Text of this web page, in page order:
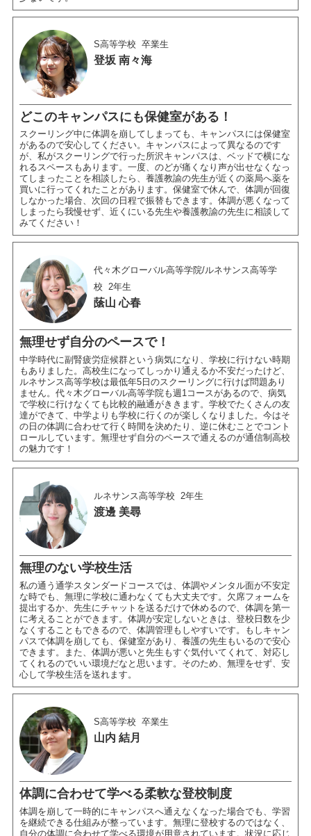
S高等学校 卒業生
登坂 南々海
どこのキャンパスにも保健室がある！
スクーリング中に体調を崩してしまっても、キャンパスには保健室
があるので安心してください。キャンパスによって異なるのです
が、私がスクーリングで行った所沢キャンパスは、ベッドで横にな
れるスペースもあります。一度、のどが痛くなり声が出せなくなっ
てしまったことを相談したら、養護教諭の先生が近くの薬局へ薬を
買いに行ってくれたことがあります。保健室で休んで、体調が回復
しなかった場合、次回の日程で振替もできます。体調が悪くなって
しまったら我慢せず、近くにいる先生や養護教諭の先生に相談して
みてください！
代々木グローバル高等学院/ルネサンス高等学
校
2年生
䕃山 心春
無理せず自分のペースで！
中学時代に副腎疲労症候群という病気になり、学校に行けない時期
もありました。高校生になってしっかり通えるか不安だったけど、
ルネサンス高等学校は最低年5日のスクーリングに行けば問題あり
ません。代々木グローバル高等学院も週1コースがあるので、病気
で学校に行けなくても比較的融通がききます。学校でたくさんの友
達ができて、中学よりも学校に行くのが楽しくなりました。今はそ
の日の体調に合わせて行く時間を決めたり、逆に休むことでコント
ロールしています。無理せず自分のペースで通えるのが通信制高校
の魅力です！
ルネサンス高等学校 2年生
渡邊 美尋
無理のない学校生活
私の通う通学スタンダードコースでは、体調やメンタル面が不安定
な時でも、無理に学校に通わなくても大丈夫です。欠席フォームを
提出するか、先生にチャットを送るだけで休めるので、体調を第一
に考えることができます。体調が安定しないときは、登校日数を少
なくすることもできるので、体調管理もしやすいです。もしキャン
パスで体調を崩しても、保健室があり、養護の先生もいるので安心
できます。また、体調が悪いと先生もすぐ気付いてくれて、対応し
てくれるのでいい環境だなと思います。そのため、無理をせず、安
心して学校生活を送れます。
S高等学校 卒業生
山内 結月
体調に合わせて学べる柔軟な登校制度
体調を崩して一時的にキャンパスへ通えなくなった場合でも、学習
を継続できる仕組みが整っています。無理に登校するのではなく、
自分の体調に合わせて学べる環境が用意されています。状況に応じ